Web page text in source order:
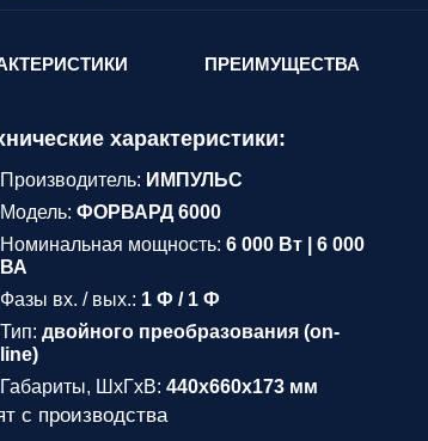
ПРЕИМУЩЕСТВА
характеристики:
Производитель: ИМПУЛЬС
Модель:ФОРВАРД 6000
Номинальная мощность:6 000 Вт | 6 000
ВА
Фазы вх. / вых.: 1 Ф / 1 Ф
Тип:двойного преобразования (on-
line)
Габариты, ШхГхВ:440x660x173 мм
с производства